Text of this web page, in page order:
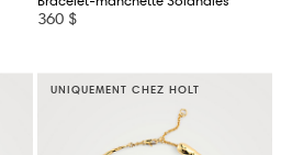
360 $
UNIQUEMENT CHEZ HOLT